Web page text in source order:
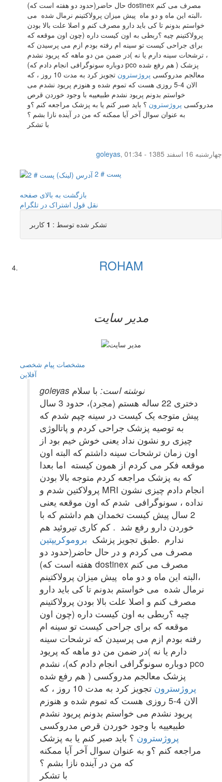
حال حاضر(حدود دو هفته است که) dostinex مصرف می کنم
،البته این ماه و دو ماه پیش میزان پرولاکتینم نرمال شده می
خواستم بدونم تا کی باید دارو مصرف کنم و اصلا علت بالا بودن
پرولاکتینم چیه ؟ربطی به اون کیست داره (چون اون موقعه که
برای جراحی کیست تو سینه ام رفته بودم ازم می پرسیدن که
ترشحات سینه دارم یا نه )در ضمن من دو ماهه که پریود نشدم ،
(دوباره سونوگرافی انجام دادم که pco هم رفع شده ) پزشک
معالجم مدروکسی پروژسترون
تجویز کرد به مدت 10 روز ، که
الان 4-5 روزی هست که تموم شده و هنوزم پریود نشدم می
خواستم بدونم پریود نشدم طبیعییه با وجود خوردن قرص
مدروکسی پروژسترون ؟ باید صبر کنم یا به پزشک مراجعه کنم ؟و
به عنوان سوال آخر آیا ممکنه که من در آینده نازا بشم ؟
با تشکر
goleyas,
چهار‌شنبه 16 اسفند 1385 - 01:34
پست # 2
بازگشت به بالای صفحه
نقل قول اشتراک در تلگرام
تشکر شده توسط : 1 کاربر
ROHAM
مدیر سایت
مشخصات پیام شخصی
آفلاين
goleyas نوشته است: با سلام
دختری 22 ساله هستم (مجرد)، حدود 3 سال
پیش متوجه یک کیست در سینه چپم شدم که
به توصیه پزشک جراحی کردم و پاتالوژی
چیزی رو نشون نداد یعنی خوش خیم بود از
اون زمان ترشحات سینه داشتم که البته اون
موقعه فکر می کردم از همون کیسته اما بعدا
که به پزشک مراجعه کردم متوجه بالا بودن
پرولاکتین شدم و MRI انجام دادم چیزی نشون
نداده ، سونوگرافی شدم که اون موقعه یعنی
2 سال پیش کیست تخمدان هم داشتم که با
خوردن دارو رفع شد . کم کاری تیروئید هم
ندارم .طبق تجویز پزشک بروموکریپتین
مصرف می کردم و در حال حاضر(حدود دو
هفته است که) dostinex مصرف می کنم
،البته این ماه و دو ماه پیش میزان پرولاکتینم
نرمال شده می خواستم بدونم تا کی باید دارو
مصرف کنم و اصلا علت بالا بودن پرولاکتینم
چیه ؟ربطی به اون کیست داره (چون اون
موقعه که برای جراحی کیست تو سینه ام
رفته بودم ازم می پرسیدن که ترشحات سینه
دارم یا نه )در ضمن من دو ماهه که پریود
نشدم ،(دوباره سونوگرافی انجام دادم که pco
هم رفع شده ) پزشک معالجم مدروکسی
پروژسترون
تجویز کرد به مدت 10 روز ، که
الان 4-5 روزی هست که تموم شده و هنوزم
پریود نشدم می خواستم بدونم پریود نشدم
طبیعییه با وجود خوردن قرص مدروکسی
پروژسترون ؟ باید صبر کنم یا به پزشک
مراجعه کنم ؟و به عنوان سوال آخر آیا ممکنه
که من در آینده نازا بشم ؟
با تشکر